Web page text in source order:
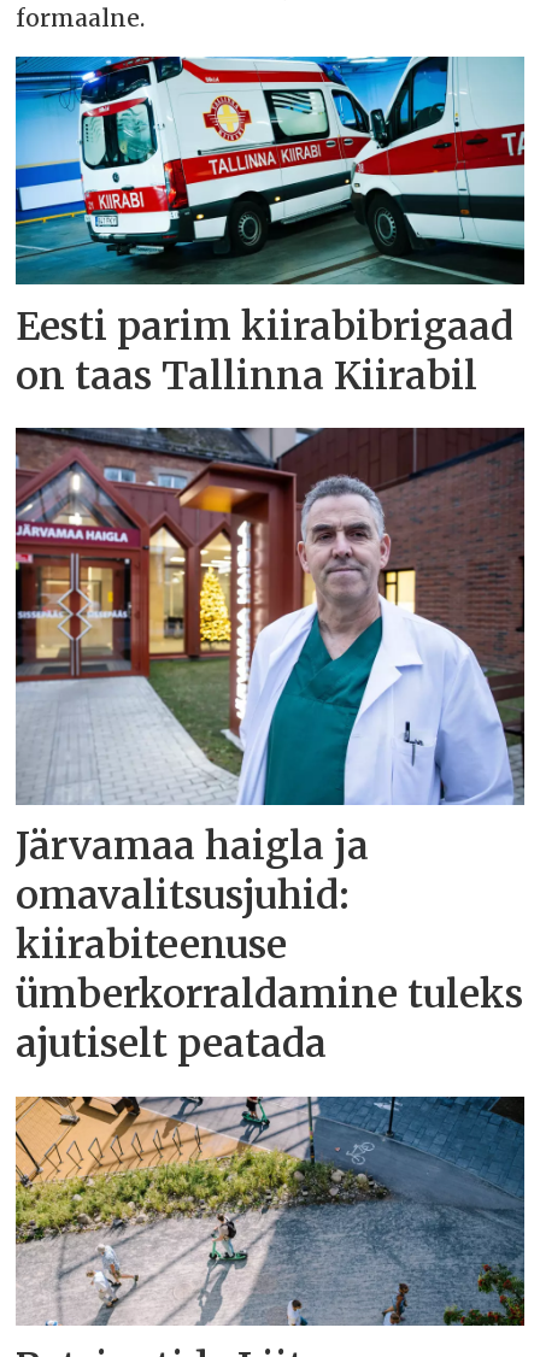
formaalne.
Eesti parim kiirabibrigaad
on taas Tallinna Kiirabil
Järvamaa haigla ja
omavalitsusjuhid:
kiirabiteenuse
ümberkorraldamine tuleks
ajutiselt peatada